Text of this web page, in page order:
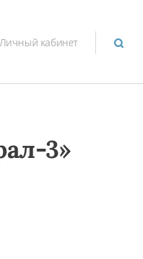
Личный кабинет
3»